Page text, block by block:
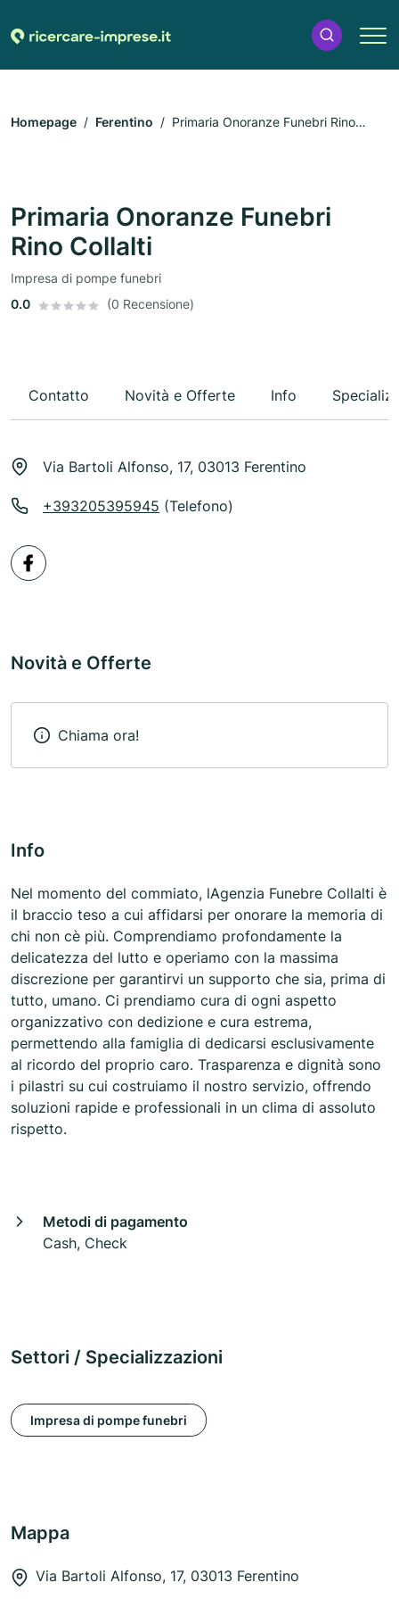
Homepage Ferentino
Primaria Onoranze Funebri Rino
Primaria Onoranze Funebri
Rino Collalti
Impresa di pompe funebri
0.0
(0 Recensione)
Contatto Novità e Offerte Info
Via Bartoli Alfonso, 17, 03013 Ferentino
+393205395945 (Telefono)
Novità e Offerte
Chiama ora!
Info
Nel momento del commiato, lAgenzia Funebre Collalti è
il braccio teso a cui affidarsi per onorare la memoria di
chi non cè più. Comprendiamo profondamente la
delicatezza del lutto e operiamo con la massima
discrezione per garantirvi un supporto che sia, prima di
tutto, umano. Ci prendiamo cura di ogni aspetto
organizzativo con dedizione e cura estrema,
permettendo alla famiglia di dedicarsi esclusivamente
al ricordo del proprio caro. Trasparenza e dignità sono
i pilastri su cui costruiamo il nostro servizio, offrendo
soluzioni rapide e professionali in un clima di assoluto
rispetto.
Metodi di pagamento
Cash, Check
Settori / Specializzazioni
Impresa di pompe funebri
Mappa
Via Bartoli Alfonso, 17, 03013 Ferentino